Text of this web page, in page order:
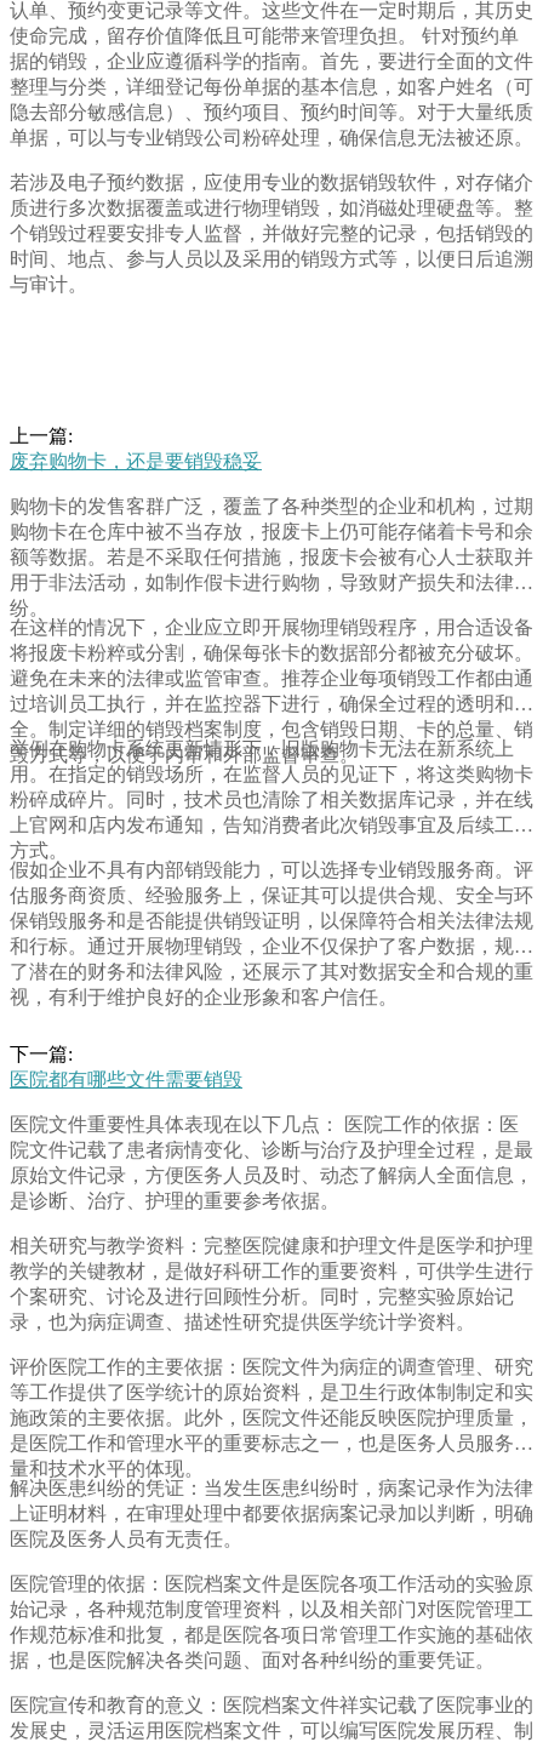
认单、预约变更记录等文件。这些文件在一定时期后，其历史
使命完成，留存价值降低且可能带来管理负担。 针对预约单
据的销毁，企业应遵循科学的指南。首先，要进行全面的文件
整理与分类，详细登记每份单据的基本信息，如客户姓名（可
隐去部分敏感信息）、预约项目、预约时间等。对于大量纸质
单据，可以与专业销毁公司粉碎处理，确保信息无法被还原。
若涉及电子预约数据，应使用专业的数据销毁软件，对存储介
质进行多次数据覆盖或进行物理销毁，如消磁处理硬盘等。整
个销毁过程要安排专人监督，并做好完整的记录，包括销毁的
时间、地点、参与人员以及采用的销毁方式等，以便日后追溯
与审计。
上一篇:
废弃购物卡，还是要销毁稳妥
购物卡的发售客群广泛，覆盖了各种类型的企业和机构，过期
购物卡在仓库中被不当存放，报废卡上仍可能存储着卡号和余
额等数据。若是不采取任何措施，报废卡会被有心人士获取并
用于非法活动，如制作假卡进行购物，导致财产损失和法律纠
纷。
在这样的情况下，企业应立即开展物理销毁程序，用合适设备
将报废卡粉粹或分割，确保每张卡的数据部分都被充分破坏。
避免在未来的法律或监管审查。推荐企业每项销毁工作都由通
过培训员工执行，并在监控器下进行，确保全过程的透明和安
全。制定详细的销毁档案制度，包含销毁日期、卡的总量、销
毁方式等，以便于内审和外部监督审查。
举例在购物卡系统更新情形下，旧版购物卡无法在新系统上
用。在指定的销毁场所，在监督人员的见证下，将这类购物卡
粉碎成碎片。同时，技术员也清除了相关数据库记录，并在线
上官网和店内发布通知，告知消费者此次销毁事宜及后续工作
方式。
假如企业不具有内部销毁能力，可以选择专业销毁服务商。评
估服务商资质、经验服务上，保证其可以提供合规、安全与环
保销毁服务和是否能提供销毁证明，以保障符合相关法律法规
和行标。通过开展物理销毁，企业不仅保护了客户数据，规避
了潜在的财务和法律风险，还展示了其对数据安全和合规的重
视，有利于维护良好的企业形象和客户信任。
下一篇:
医院都有哪些文件需要销毁
医院文件重要性具体表现在以下几点： 医院工作的依据：医
院文件记载了患者病情变化、诊断与治疗及护理全过程，是最
原始文件记录，方便医务人员及时、动态了解病人全面信息，
是诊断、治疗、护理的重要参考依据。
相关研究与教学资料：完整医院健康和护理文件是医学和护理
教学的关键教材，是做好科研工作的重要资料，可供学生进行
个案研究、讨论及进行回顾性分析。同时，完整实验原始记
录，也为病症调查、描述性研究提供医学统计学资料。
评价医院工作的主要依据：医院文件为病症的调查管理、研究
等工作提供了医学统计的原始资料，是卫生行政体制制定和实
施政策的主要依据。此外，医院文件还能反映医院护理质量，
是医院工作和管理水平的重要标志之一，也是医务人员服务质
量和技术水平的体现。
解决医患纠纷的凭证：当发生医患纠纷时，病案记录作为法律
上证明材料，在审理处理中都要依据病案记录加以判断，明确
医院及医务人员有无责任。
医院管理的依据：医院档案文件是医院各项工作活动的实验原
始记录，各种规范制度管理资料，以及相关部门对医院管理工
作规范标准和批复，都是医院各项日常管理工作实施的基础依
据，也是医院解决各类问题、面对各种纠纷的重要凭证。
医院宣传和教育的意义：医院档案文件祥实记载了医院事业的
发展史，灵活运用医院档案文件，可以编写医院发展历程、制